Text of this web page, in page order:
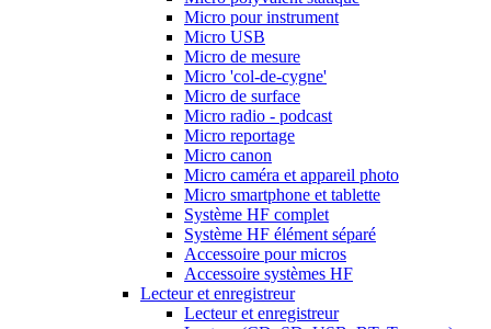
Micro pour instrument
Micro USB
Micro de mesure
Micro 'col-de-cygne'
Micro de surface
Micro radio - podcast
Micro reportage
Micro canon
Micro caméra et appareil photo
Micro smartphone et tablette
Système HF complet
Système HF élément séparé
Accessoire pour micros
Accessoire systèmes HF
Lecteur et enregistreur
Lecteur et enregistreur